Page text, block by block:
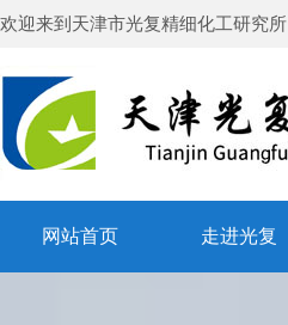
欢迎来到 天津市光复精细化工研究所
网站首页 走进光复